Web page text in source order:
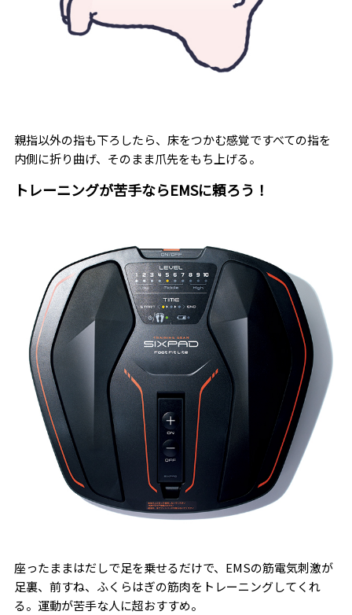
親指以外の指も下ろしたら、床をつかむ感覚ですべての指を
内側に折り曲げ、そのまま爪先をもち上げる。
トレーニングが苦手ならEMSに頼ろう！
座ったままはだしで足を乗せるだけで、EMSの筋電気刺激が
足裏、前すね、ふくらはぎの筋肉をトレーニングしてくれ
る。運動が苦手な人に超おすすめ。